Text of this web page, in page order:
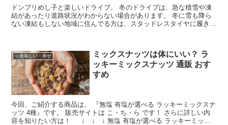
ドンブリめし子と楽しいドライブ。 冬のドライブは、急な積雪や凍
結があったり道路状況がわからない場合があります。 冬に雪も降ら
ない凍結もしない地域に住んでる方は、スタッドレスタイヤに履き替
☆美味しい・幸せ
ミックスナッツは体にいい？ ラ
ッキーミックスナッツ 通販 おす
すめ
今回、ご紹介する商品は、 『無塩 有塩が選べる ラッキーミックスナ
ッツ 4種』です。 販売サイトは こ・ち・ら です！ さらに詳しい内
容を知りたい方は！ ↓ ↓ ↓ 無塩 有塩が選べる ラッキーミック